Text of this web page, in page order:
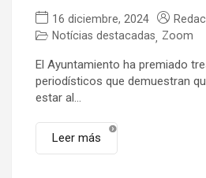
16 diciembre, 2024
Notícias destacadas, Zoom
El Ayuntamiento ha premiado
periodísticos que demuestran
estar al...
Leer más